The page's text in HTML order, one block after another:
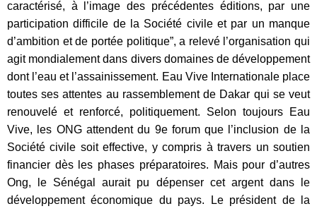
caractérisé, à l’image des précédentes éditions, par une
participation difficile de la Société civile et par un manque
d’ambition et de portée politique”, a relevé l’organisation qui
agit mondialement dans divers domaines de développement
dont l’eau et l’assainissement. Eau Vive Internationale place
toutes ses attentes au rassemblement de Dakar qui se veut
renouvelé et renforcé, politiquement. Selon toujours Eau
Vive, les ONG attendent du 9e forum que l’inclusion de la
Société civile soit effective, y compris à travers un soutien
financier dès les phases préparatoires. Mais pour d’autres
Ong, le Sénégal aurait pu dépenser cet argent dans le
développement économique du pays. Le président de la